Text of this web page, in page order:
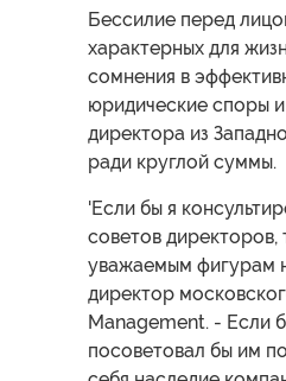
Бессилие перед
характерных для
сомнения в
юридические споры
директора из
ради круглой суммы.
'Если бы я
советов
уважаемым фигурам
директор
Management. - Если
посоветовал бы им